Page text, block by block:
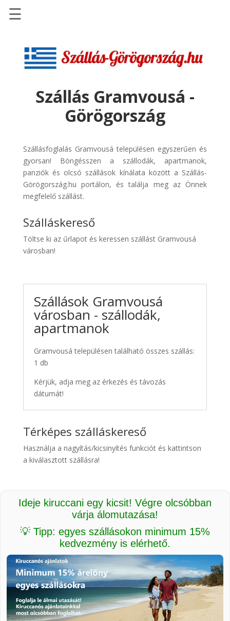
Szállások
Repülőjegy
pénzvisszatérítéssel
Discover
Cars
Transzfer
Kiwi
Taxi
☰
Szállás Gramvousá -
Görögország
Szállásfoglalás Gramvousá településen egyszerűen és
gyorsan! Böngésszen a szállodák, apartmanok,
panziók és olcsó szállások kínálata között a Szállás-
Görögország.hu portálon, és találja meg az Önnek
megfelelő szállást.
Szálláskereső
Töltse ki az űrlapot és keressen szállást Gramvousá
városban!
Szállások Gramvousá
városban - szállodák,
apartmanok
Gramvousá településen található összes szállás:
1 db
Kérjük, adja meg az érkezés és távozás
dátumát!
Térképes szálláskereső
Használja a nagyítás/kicsinyítés funkciót és kattintson
a kiválasztott szállásra!
Ideje kiruccani egy kicsit! Végre olcsóbban
várja álomutazása!
💡 Tipp: egyes szállásokon minimum 15%
kedvezmény is elérhető.